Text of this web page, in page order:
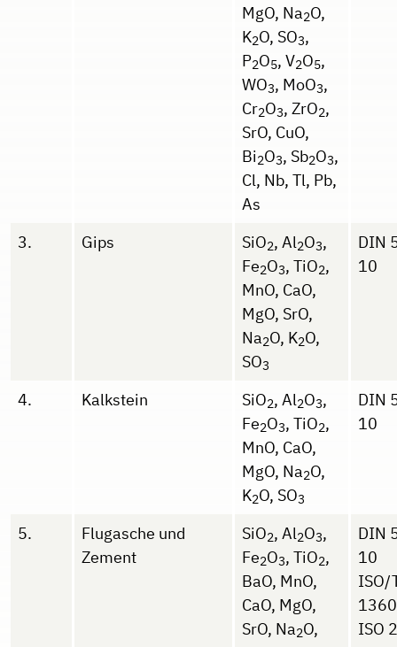
MgO, Na2O,
K2O, SO3,
P2O5, V2O5,
WO3, MoO3,
Cr2O3, ZrO2,
SrO, CuO,
Bi2O3, Sb2O3,
Cl, Nb, Tl, Pb,
As
3. Gips SiO2, Al2O3,
Fe2O3, TiO2,
MnO, CaO,
MgO, SrO,
Na2O, K2O,
SO3
DIN
10
4. Kalkstein SiO2, Al2O3,
Fe2O3, TiO2,
MnO, CaO,
MgO, Na2O,
K2O, SO3
DIN
10
5.
Flugasche und
Zement
SiO2, Al2O3,
Fe2O3, TiO2,
BaO, MnO,
CaO, MgO,
SrO, Na2O,
DIN
10
ISO/
ISO